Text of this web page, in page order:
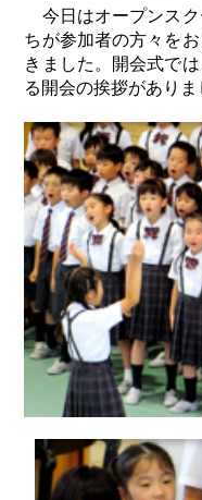
今日はオープンスク
ちが参加者の方々を
きました。開会式で
る開会の挨拶がありま